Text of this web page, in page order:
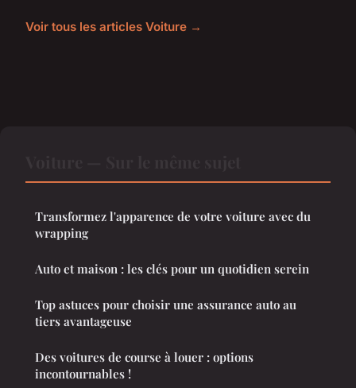
Voir tous les articles Voiture →
Transformez l'apparence de votre voiture avec du
wrapping
Auto et maison : les clés pour un quotidien serein
Top astuces pour choisir une assurance auto au
tiers avantageuse
Des voitures de course à louer : options
incontournables !